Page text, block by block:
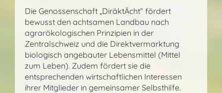
Die Genossenschaft „DiräktÄcht“ fördert
bewusst den achtsamen Landbau nach
agrarökologischen Prinzipien in der
Zentralschweiz und die Direktvermarktung
biologisch angebauter Lebensmittel (Mittel
zum Leben). Zudem fördert sie die
entsprechenden wirtschaftlichen Interessen
ihrer Mitglieder in gemeinsamer Selbsthilfe.